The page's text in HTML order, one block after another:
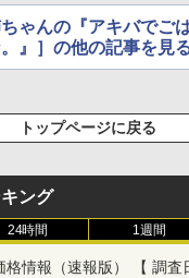
ちゃんの『アキバでご
』］の他の記事を見
トップページに戻る
ング
24時間 1週間
格情報（速報版） 【 調査